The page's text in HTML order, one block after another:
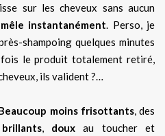
sur les cheveux sans aucun
instantanément . Perso, je
shampoing quelques minutes
le produit totalement retiré,
ils valident ?…
moins frisottants, des
brillants, doux au toucher et